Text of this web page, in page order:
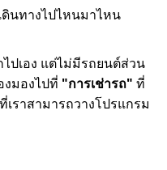
ดินทางไปไหนมาไหน
ปเอง แต่ไม่มีรถยนต์ส่วน
งมองไปที่ "การเช่ารถ" ที่
เราสามารถวางโปรแกรม